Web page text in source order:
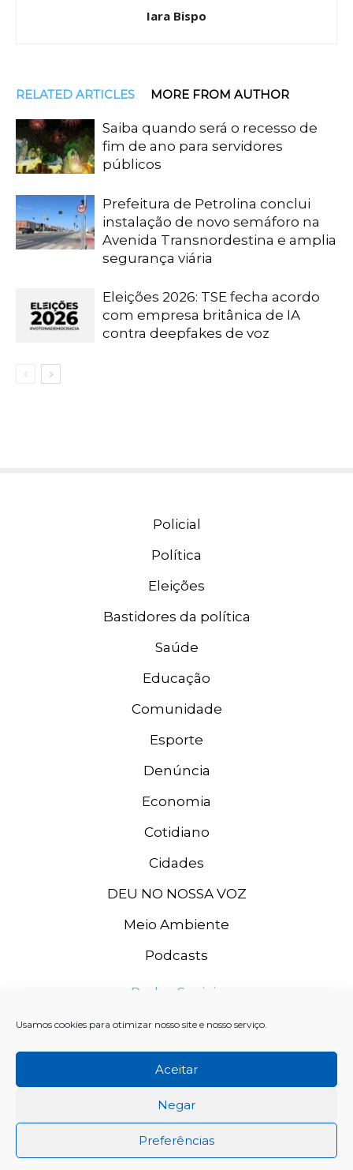
Usamos cookies para otimizar nosso site e nosso serviço.
Aceitar
Negar
Preferências
Iara Bispo
RELATED ARTICLES MORE FROM AUTHOR
Saiba quando será o recesso de
fim de ano para servidores
públicos
Prefeitura de Petrolina conclui
instalação de novo semáforo na
Avenida Transnordestina e amplia
segurança viária
Eleições 2026: TSE fecha acordo
com empresa britânica de IA
contra deepfakes de voz
Policial
Política
Eleições
Bastidores da política
Saúde
Educação
Comunidade
Esporte
Denúncia
Economia
Cotidiano
Cidades
DEU NO NOSSA VOZ
Meio Ambiente
Podcasts
Redes Sociais